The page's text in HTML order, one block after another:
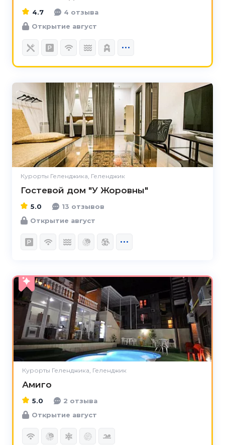
4.7
4 отзыва
Открытие август
Курорты Геленджика, Геленджик
Гостевой дом "У Жоровны"
5.0
13 отзывов
Открытие август
Курорты Геленджика, Геленджик
Амиго
5.0
5.0
2 отзыва
Открытие август